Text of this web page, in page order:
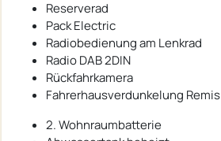
Reserverad
Pack Electric
Radiobedienung am Lenkrad
Radio DAB 2DIN
Rückfahrkamera
Fahrerhausverdunkelung Remis
2. Wohnraumbatterie